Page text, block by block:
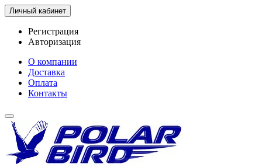
Личный кабинет
Регистрация
Авторизация
О компании
Доставка
Оплата
Контакты